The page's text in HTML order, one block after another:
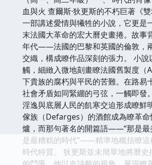
血與火 查爾斯·狄更斯的不朽巨著《
一部講述愛情與犧牲的小說，它更是
末法國大革命的宏大曆史畫捲。故事
年代——法國的巴黎和英國的倫敦，
交織，構成瞭作品深刻的張力。 小
觸，細緻入微地刻畫瞭法國舊製度（
下貴族的腐朽與平民的苦難。在路易
社會矛盾如同緊綳的弓弦，一觸即發
淫逸與底層人民的飢寒交迫形成瞭鮮
傢族（Defarges）的酒館成為瞭革命
爐，而那句著名的開篇語——“那是最
是最糟糕的時代”——精準地概括瞭這
時代特質。 狄更斯並未簡單地將曆史